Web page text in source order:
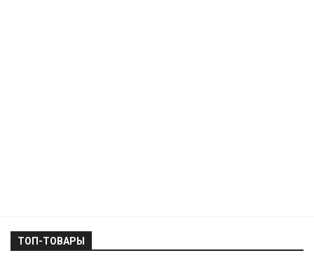
ТОП-ТОВАРЫ